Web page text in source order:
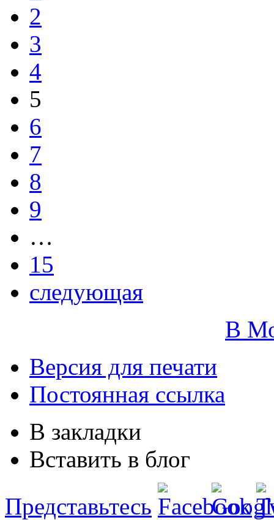
2
3
4
5
6
7
8
9
…
15
следующая
В
Версия для печати
Постоянная ссылка
В закладки
Вставить в блог
Представьтесь